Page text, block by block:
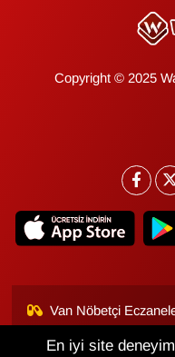
Copyright © 2025
Van Nöbetçi
Van Namaz Vakitleri
En iyi site